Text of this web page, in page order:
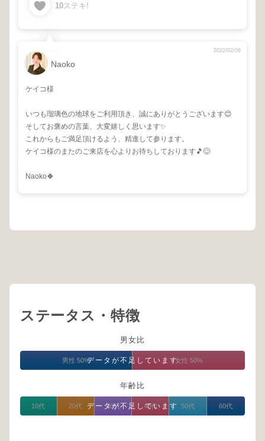
10ステキ!
Naoko
2022/02/06
ケイコ様
いつも瑠璃色の地球をご利用頂き、誠にありがとうございます😊
そしてお褒めの言葉、大変嬉しく思います✨
これからもご満足頂けるよう、精進して参ります。
ケイコ様のまたのご来店を心よりお待ちしております🎵😊
Naoko🍀
ステータス・特徴
男女比
データが不足しています
男性 50% 女性 50%
年齢比
データが不足しています
10代 20代 30代 40代 50代 60代